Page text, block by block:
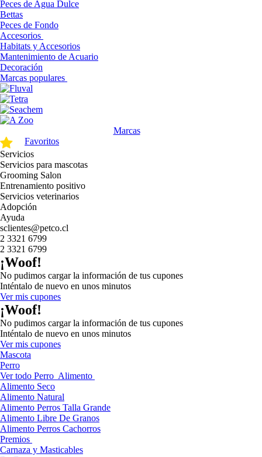
Peces de Agua Dulce
Bettas
Peces de Fondo
Accesorios
Habitats y Accesorios
Mantenimiento de Acuario
Decoración
Marcas populares
Marcas
Favoritos
Servicios
Servicios para mascotas
Grooming Salon
Entrenamiento positivo
Servicios veterinarios
Adopción
Ayuda
sclientes@petco.cl
2 3321 6799
2 3321 6799
¡Woof!
No pudimos cargar la información de tus cupones
Inténtalo de nuevo en unos minutos
Ver mis cupones
¡Woof!
No pudimos cargar la información de tus cupones
Inténtalo de nuevo en unos minutos
Ver mis cupones
Mascota
Perro
Ver todo Perro Alimento
Alimento Seco
Alimento Natural
Alimento Perros Talla Grande
Alimento Libre De Granos
Alimento Perros Cachorros
Premios
Carnaza y Masticables